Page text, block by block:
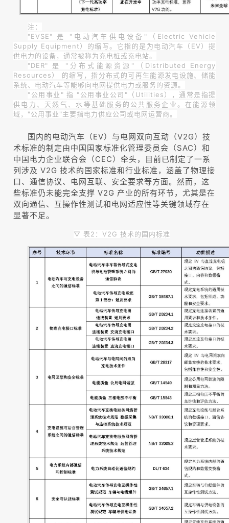
注：
"EVSE" 是 "电动汽车供电设备"（Electric Vehicle
Supply Equipment）的缩写。它指的是为电动汽车（EV）提
供电力的设备，通常被称为充电桩或充电站。
"DER" 是 "分布式能源资源"（Distributed Energy
Resources） 的缩写，指分布式的可再生能源发电设施、储能
系统、电动汽车等能够向电网提供电力或服务的资源。
"公用事业" 指 "公用事业公司"（Utilities），通常是指提
供电力、天然气、水等基础服务的公共服务企业。在能源领
域，"公用事业"主要指电力供应公司或电网运营商。
国内的电动汽车（EV）与电网双向互动（V2G）技
术标准的制定由中国国家标准化管理委员会（SAC）和
中国电力企业联合会（CEC）牵头，目前已制定了一系
列涉及 V2G 技术的国家标准和行业标准，涵盖了物理接
口、通信协议、电网互联、安全要求等方面。然而，这
些标准仍未能完全支撑 V2G 产业的所有环节，尤其是在
双向通信、互操作性测试和电网适应性等关键领域存在
显著不足。
▽ 表2：V2G 技术的国内标准